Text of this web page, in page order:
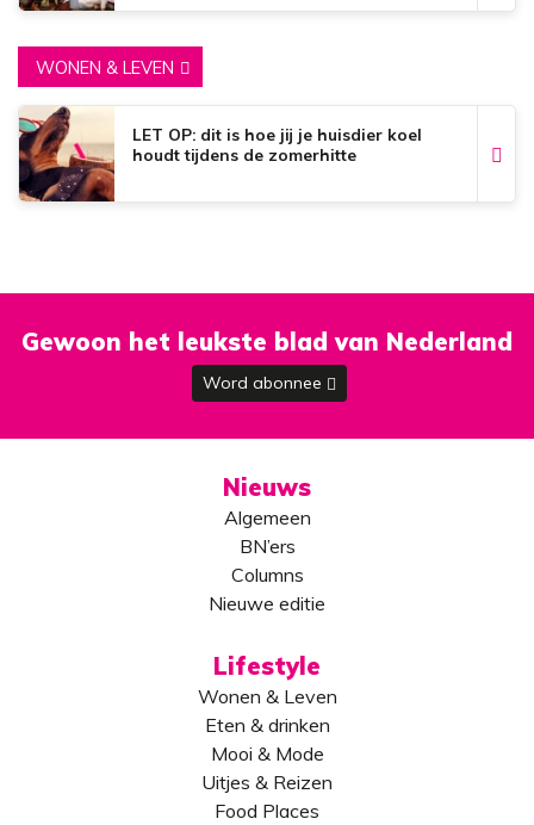
WONEN & LEVEN
LET OP: dit is hoe jij je huisdier koel
houdt tijdens de zomerhitte
Gewoon het leukste blad van Nederland
Word abonnee
Nieuws
Algemeen
BN’ers
Columns
Nieuwe editie
Lifestyle
Wonen & Leven
Eten & drinken
Mooi & Mode
Uitjes & Reizen
Food Places